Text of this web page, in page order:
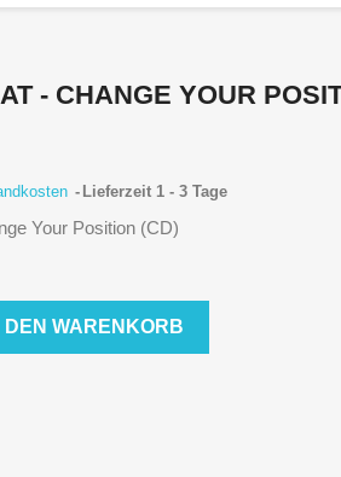
- CHANGE YOUR
Lieferzeit 1 - 3 Tage
Your Position (CD)
DEN WARENKORB